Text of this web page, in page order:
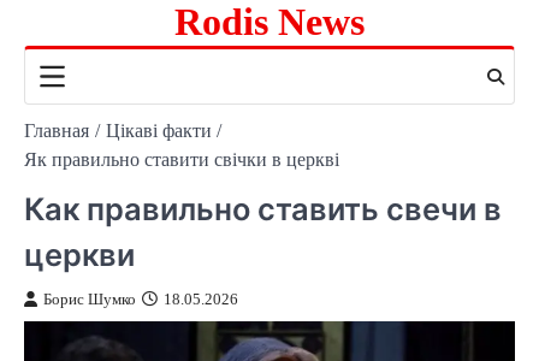
содержимому
Rodis News
Главная
Цікаві факти
Як правильно ставити свічки в церкві
Как правильно ставить свечи в
церкви
Борис Шумко 18.05.2026